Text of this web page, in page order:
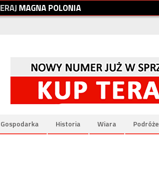
ERAJMAGNAPOLONIA
Gospodarka Historia Wiara Podróże